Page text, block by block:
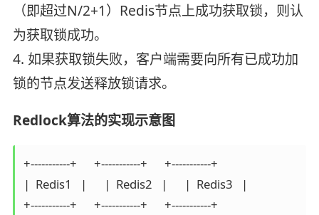
（即超过N/2+1）Redis节点上成功获取锁，则认
为获取锁成功。
4. 如果获取锁失败，客户端需要向所有已成功加
锁的节点发送释放锁请求。
Redlock算法的实现示意图
+-----------+      +-----------+      +-----------+
|  Redis1   |      |  Redis2   |      |  Redis3   |
+-----------+      +-----------+      +-----------+